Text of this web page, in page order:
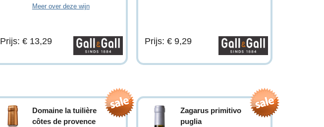
Meer over deze wijn
Prijs: € 13,29 Prijs: € 9,29
Domaine la tuilière
côtes de provence
Zagarus primitivo
puglia